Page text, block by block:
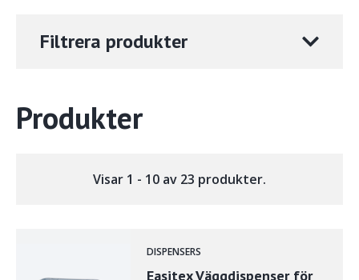
Filtrera produkter
Produkter
Visar 1 - 10 av 23 produkter.
DISPENSERS
Easitex Väggdispenser för